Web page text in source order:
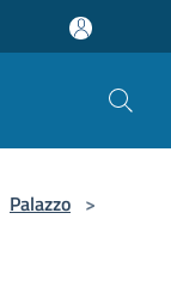
Palazzo >